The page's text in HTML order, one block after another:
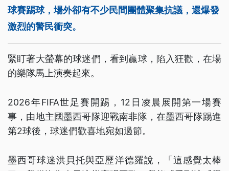
球賽踢球，場外卻有不少民間團體聚集抗議，還爆發
激烈的警民衝突。
緊盯著大螢幕的球迷們，看到贏球，陷入狂歡，在場
的樂隊馬上演奏起來。
2026年FIFA世足賽開踢，12日凌晨展開第一場賽
事，由地主國墨西哥隊迎戰南非隊，在墨西哥隊踢進
第2球後，球迷們歡喜地宛如過節。
墨西哥球迷洪貝托與亞歷洋德羅說，「這感覺太棒